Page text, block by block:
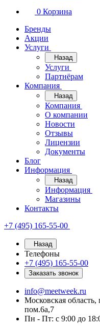
0 Корзина
Бренды
Акции
Услуги
Назад
Услуги
Партнёрам
Компания
Назад
Компания
О компании
Новости
Отзывы
Лицензии
Документы
Блог
Информация
Назад
Информация
Магазины
Контакты
+7 (495) 165-55-00
Назад
Телефоны
+7 (495) 165-55-00
Заказать звонок
info@meetweek.ru
Московская
пом.6а,7
Пн - Пт: с 9:00 до